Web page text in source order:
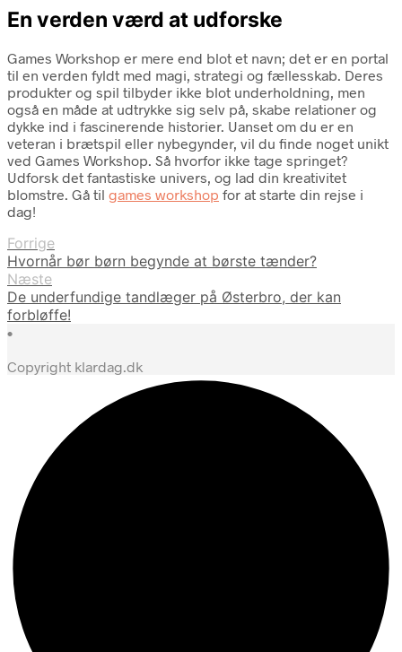
En verden værd at udforske
Games Workshop er mere end blot et navn; det er en portal
til en verden fyldt med magi, strategi og fællesskab. Deres
produkter og spil tilbyder ikke blot underholdning, men
også en måde at udtrykke sig selv på, skabe relationer og
dykke ind i fascinerende historier. Uanset om du er en
veteran i brætspil eller nybegynder, vil du finde noget unikt
ved Games Workshop. Så hvorfor ikke tage springet?
Udforsk det fantastiske univers, og lad din kreativitet
blomstre. Gå til games workshop for at starte din rejse i
dag!
Forrige
Hvornår bør børn begynde at børste tænder?
Næste
De underfundige tandlæger på Østerbro, der kan
forbløffe!
•
Copyright klardag.dk